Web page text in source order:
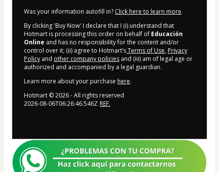
Was your information autofill in? Click here to learn more.
By clicking 'Buy Now' I declare that I (i) understand that
Hotmart is processing this order on behalf of Educación
Online and has no responsibility for the content and/or
control over it; (ii) agree to Hotmart’sTerms of Use, Privacy
Policy and other company policies and (iii) am of legal age or
authorized and accompanied by a legal guardian.
Learn more about your purchase here.
Hotmart ©2026- All rights reserved
2026-08-06T06:26:46.546Z REF.